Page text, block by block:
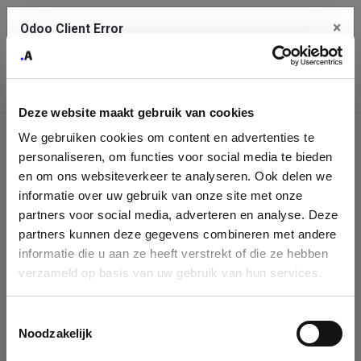
Deze website maakt gebruik van cookies
We gebruiken cookies om content en advertenties te
personaliseren, om functies voor social media te bieden
en om ons websiteverkeer te analyseren. Ook delen we
informatie over uw gebruik van onze site met onze
partners voor social media, adverteren en analyse. Deze
partners kunnen deze gegevens combineren met andere
informatie die u aan ze heeft verstrekt of die ze hebben
verzameld op basis van uw gebruik van hun services.
Noodzakelijk
Company
Identification
Please fill in your company details
You can search a company in our database by name, VAT or
enterprise ID. When a company is selected it will auto-complete the
form. If you don't find your company in our database, you can create
Odoo Client Error ×
service.
See details
Ok